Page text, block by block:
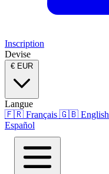
Inscription
Devise
€ EUR
Langue
🇫🇷 Français 🇬🇧 English
Español